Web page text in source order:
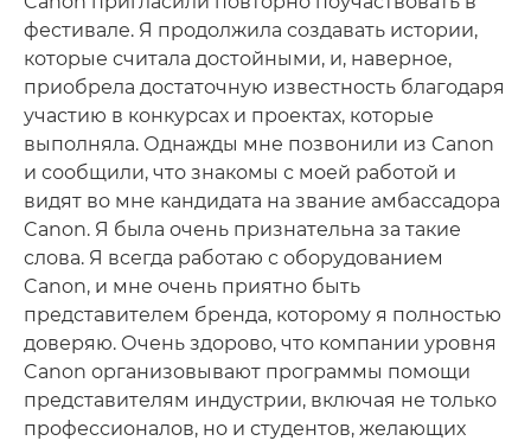
фестивале. Я продолжила создавать истории,
которые считала достойными, и, наверное,
приобрела достаточную известность благодаря
участию в конкурсах и проектах, которые
выполняла. Однажды мне позвонили из Canon
и сообщили, что знакомы с моей работой и
видят во мне кандидата на звание амбассадора
Canon. Я была очень признательна за такие
слова. Я всегда работаю с оборудованием
Canon, и мне очень приятно быть
представителем бренда, которому я полностью
доверяю. Очень здорово, что компании уровня
Canon организовывают программы помощи
представителям индустрии, включая не только
профессионалов, но и студентов, желающих